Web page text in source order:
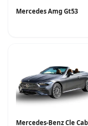
Mercedes Amg Gt53
Mercedes-Benz Cle